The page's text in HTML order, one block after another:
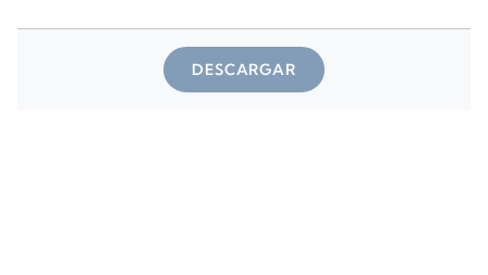
DESCARGAR